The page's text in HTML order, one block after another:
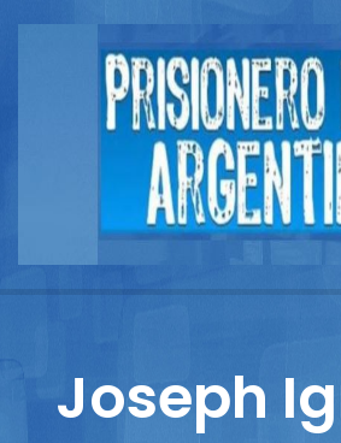
Buscador
Documentos
Reportajes
Joseph